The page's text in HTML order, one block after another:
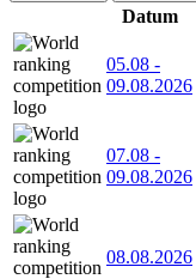
Datum
05.08 -
09.08.2026
07.08 -
09.08.2026
08.08.2026